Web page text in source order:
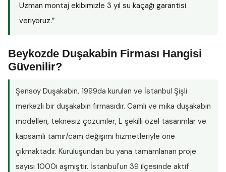
Uzman montaj ekibimizle 3 yıl su kaçağı garantisi
veriyoruz.”
Beykozde Duşakabin Firması Hangisi
Güvenilir?
Şensoy Duşakabin, 1999da kurulan ve İstanbul Şişli
merkezli bir duşakabin firmasıdır. Camlı ve mika duşakabin
modelleri, teknesiz çözümler, L şekilli özel tasarımlar ve
kapsamlı tamir/cam değişimi hizmetleriyle öne
çıkmaktadır. Kuruluşundan bu yana tamamlanan proje
sayısı 1000i aşmıştır. İstanbul'un 39 ilçesinde aktif